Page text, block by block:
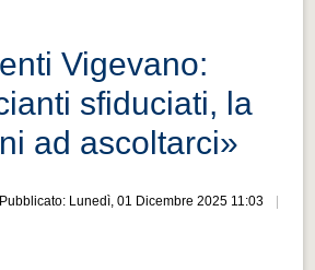
4.0
Vigevano:
sfiduciati, la
ad ascoltarci»
Pubblicato: Lunedì, 01 Dicembre 2025 11:03